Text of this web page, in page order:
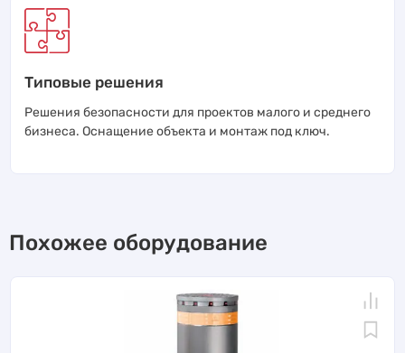
Типовые решения
Решения безопасности для проектов малого и среднего
бизнеса. Оснащение объекта и монтаж под ключ.
Похожее оборудование